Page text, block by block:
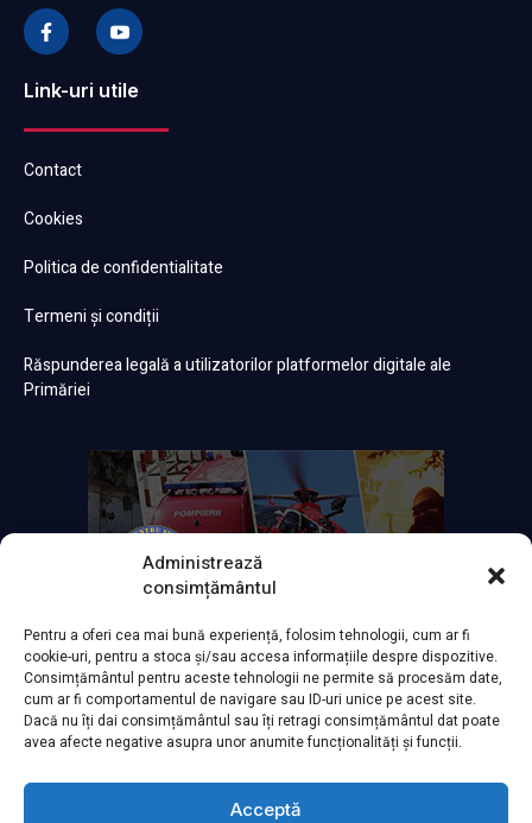
Administrează
consimțământul
Pentru a oferi cea mai bună experiență, folosim tehnologii, cum ar fi
cookie-uri, pentru a stoca și/sau accesa informațiile despre dispozitive.
Consimțământul pentru aceste tehnologii ne permite să procesăm date,
cum ar fi comportamentul de navigare sau ID-uri unice pe acest site.
Dacă nu îți dai consimțământul sau îți retragi consimțământul dat poate
avea afecte negative asupra unor anumite funcționalități și funcții.
Acceptă
Link-uri utile
Contact
Cookies
Politica de confidentialitate
Termeni și condiții
Răspunderea legală a utilizatorilor platformelor digitale ale
Primăriei